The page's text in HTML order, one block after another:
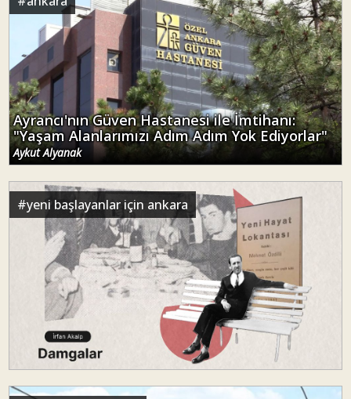
Ayrancı'nın Güven Hastanesi ile İmtihanı:
"Yaşam Alanlarımızı Adım Adım Yok Ediyorlar"
Aykut Alyanak
#yeni başlayanlar için ankara